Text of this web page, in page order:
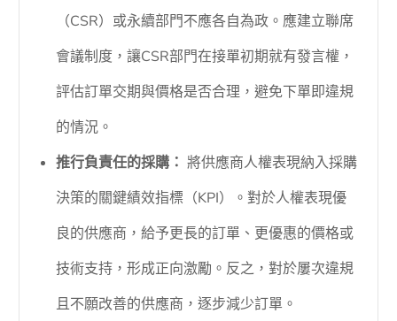
（CSR）或永續部門不應各自為政。應建立聯席
會議制度，讓CSR部門在接單初期就有發言權，
評估訂單交期與價格是否合理，避免下單即違規
的情況。
推行負責任的採購： 將供應商人權表現納入採購
決策的關鍵績效指標（KPI）。對於人權表現優
良的供應商，給予更長的訂單、更優惠的價格或
技術支持，形成正向激勵。反之，對於屢次違規
且不願改善的供應商，逐步減少訂單。